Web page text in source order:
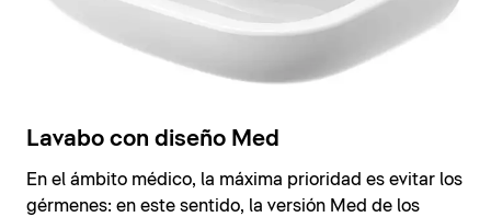
Lavabo con diseño Med
En el ámbito médico, la máxima prioridad es evitar los
gérmenes: en este sentido, la versión Med de los